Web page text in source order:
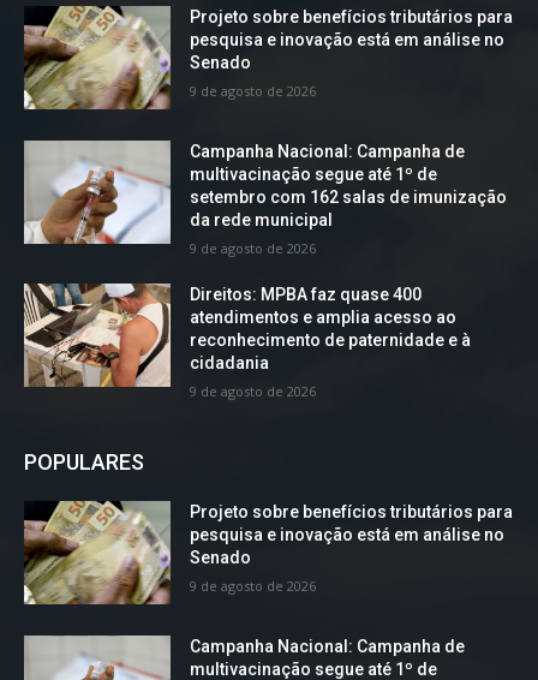
Projeto sobre benefícios tributários para
pesquisa e inovação está em análise no
Senado
9 de agosto de 2026
Campanha Nacional: Campanha de
multivacinação segue até 1º de
setembro com 162 salas de imunização
da rede municipal
9 de agosto de 2026
Direitos: MPBA faz quase 400
atendimentos e amplia acesso ao
reconhecimento de paternidade e à
cidadania
9 de agosto de 2026
POPULARES
Projeto sobre benefícios tributários para
pesquisa e inovação está em análise no
Senado
9 de agosto de 2026
Campanha Nacional: Campanha de
multivacinação segue até 1º de